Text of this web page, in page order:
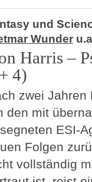
und
Wunder
Harris –
4)
zwei Jahren
den mit
ESI-
Folgen
vollständig